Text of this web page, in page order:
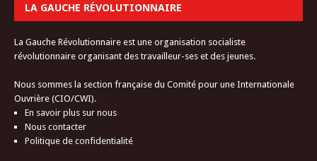
LA GAUCHE RÉVOLUTIONNAIRE
La Gauche Révolutionnaire est une organisation socialiste
révolutionnaire organisant des travailleur-ses et des jeunes.
Nous sommes la section française du Comité pour une Internationale
Ouvrière (CIO/CWI).
En savoir plus sur nous
Nous contacter
Politique de confidentialité